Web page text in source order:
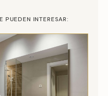
PUEDEN INTERESAR: